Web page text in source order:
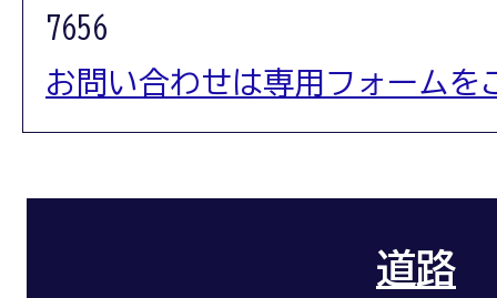
7656
お問い合わせは専用フォームを
道路